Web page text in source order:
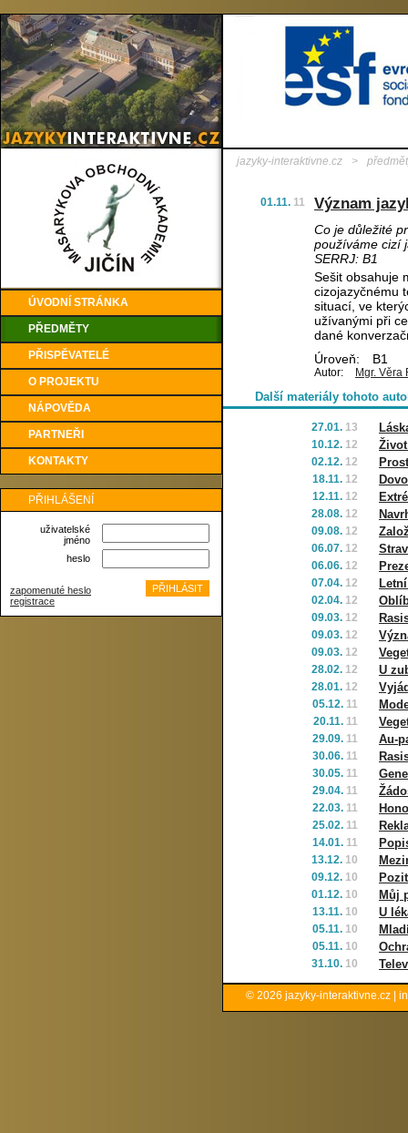
ÚVODNÍ STRÁNKA
PŘEDMĚTY
PŘISPĚVATELÉ
O PROJEKTU
NÁPOVĚDA
PARTNEŘI
KONTAKTY
PŘIHLÁŠENÍ
uživatelské
jméno
heslo
zapomenuté heslo
registrace
jazyky-interaktivne.cz >
01.11. 11 Význam
Co je důležité
používáme cizí
SERRJ: B1
Sešit obsahuje
cizojazyčnému
situací, ve
užívanými při
dané
Úroveň:
B1
Autor: Mgr. Věra
Další materiály tohoto
27.01. 13
10.12. 12
02.12. 12
18.11. 12
12.11. 12
28.08. 12
09.08. 12
06.07. 12
06.06. 12
07.04. 12
02.04. 12
09.03. 12
09.03. 12
09.03. 12
28.02. 12 U
28.01. 12
05.12. 11
20.11. 11
29.09. 11 Au-
30.06. 11
30.05. 11
29.04. 11
22.03. 11
25.02. 11
14.01. 11
13.12. 10
09.12. 10
01.12. 10 Můj
13.11. 10 U
05.11. 10
05.11. 10
31.10. 10
© 2026 jazyky-interaktivne.cz